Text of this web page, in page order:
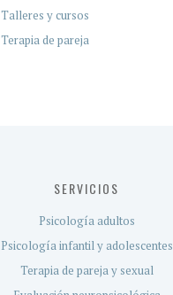
Talleres y cursos
Terapia de pareja
SERVICIOS
Psicología adultos
Psicología infantil y adolescentes
Terapia de pareja y sexual